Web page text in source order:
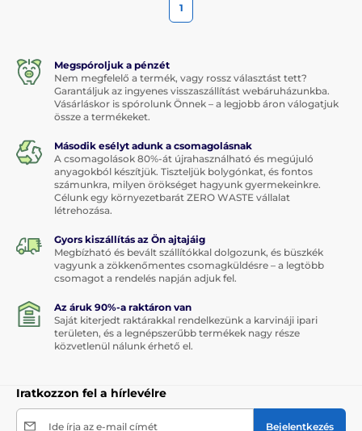
1
Megspóroljuk a pénzét
Nem megfelelő a termék, vagy rossz választást tett?
Garantáljuk az ingyenes visszaszállítást webáruházunkba.
Vásárláskor is spórolunk Önnek – a legjobb áron válogatjuk
össze a termékeket.
Második esélyt adunk a csomagolásnak
A csomagolások 80%-át újrahasználható és megújuló
anyagokból készítjük. Tiszteljük bolygónkat, és fontos
számunkra, milyen örökséget hagyunk gyermekeinkre.
Célunk egy környezetbarát ZERO WASTE vállalat
létrehozása.
Gyors kiszállítás az Ön ajtajáig
Megbízható és bevált szállítókkal dolgozunk, és büszkék
vagyunk a zökkenőmentes csomagküldésre – a legtöbb
csomagot a rendelés napján adjuk fel.
Az áruk 90%-a raktáron van
Saját kiterjedt raktárakkal rendelkezünk a karvináji ipari
területen, és a legnépszerűbb termékek nagy része
közvetlenül nálunk érhető el.
Iratkozzon fel a hírlevélre
Ide írja az e-mail címét Bejelentkezés